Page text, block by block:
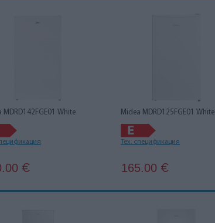
MDRD142FGE01 White
€
Midea MDRD125FGE01 White
Тех. спецификация
165.00 €